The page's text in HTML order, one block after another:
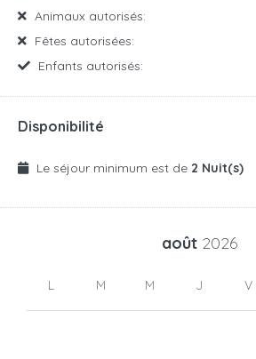
Animaux autorisés:
Fêtes autorisées:
Enfants autorisés:
Disponibilité
Le séjour minimum est de 2 Nuit(s)
août 2026
L M M J V